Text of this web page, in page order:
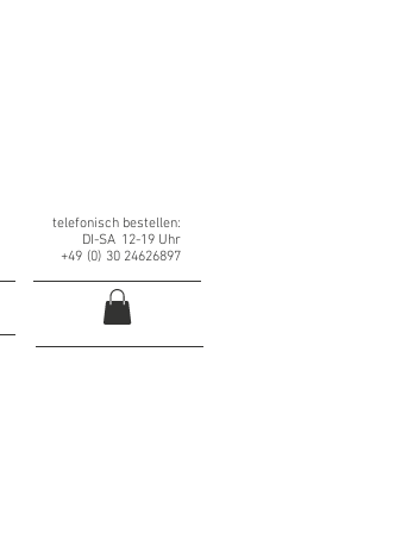
telefonisch bestellen:
DI-SA 12-19 Uhr
+49 (0) 30 24626897